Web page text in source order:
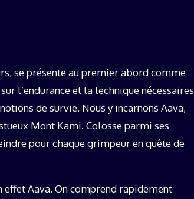
se présente au premier abord comme
l’endurance et la technique nécessaires
de survie. Nous y incarnons Aava,
Mont Kami. Colosse parmi ses
pour chaque grimpeur en quête de
effet Aava. On comprend rapidement